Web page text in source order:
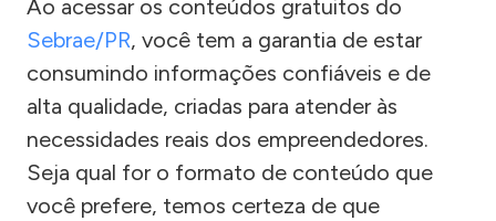
Ao acessar os conteúdos gratuitos do
Sebrae/PR, você tem a garantia de estar
consumindo informações confiáveis e de
alta qualidade, criadas para atender às
necessidades reais dos empreendedores.
Seja qual for o formato de conteúdo que
você prefere, temos certeza de que